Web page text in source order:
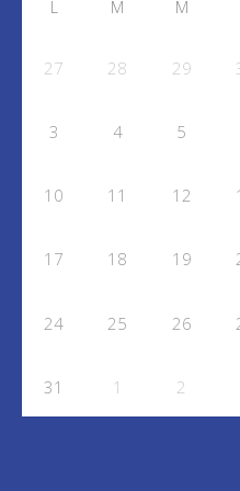
L M M
27 28 29
3 4 5
10 11 12
17 18 19
24 25 26
31 1 2